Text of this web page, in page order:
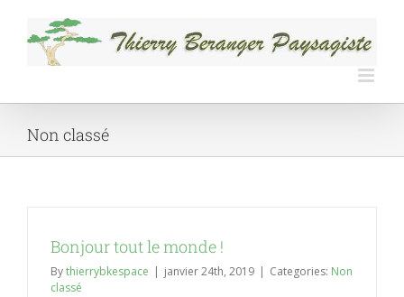
content
Non classé
Bonjour tout le monde !
Bythierrybkespace | janvier 24th, 2019 | Categories: Non
classé